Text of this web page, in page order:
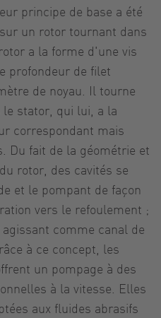
principe de base a été
un rotor tournant dans
a la forme d'une vis
profondeur de filet
de noyau. Il tourne
le stator, qui lui, a la
correspondant mais
Du fait de la géométrie et
rotor, des cavités se
et le pompant de façon
vers le refoulement ;
comme canal de
à ce concept, les
un pompage à des
à la vitesse. Elles
aux fluides abrasifs